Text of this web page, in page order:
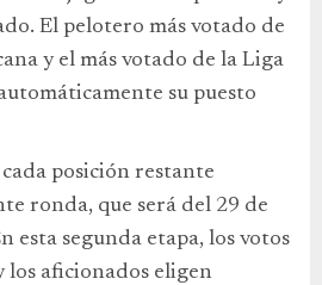
El pelotero más votado de
y el más votado de la Liga
su puesto
posición restante
ronda, que será del 29 de
esta segunda etapa, los votos
los aficionados eligen